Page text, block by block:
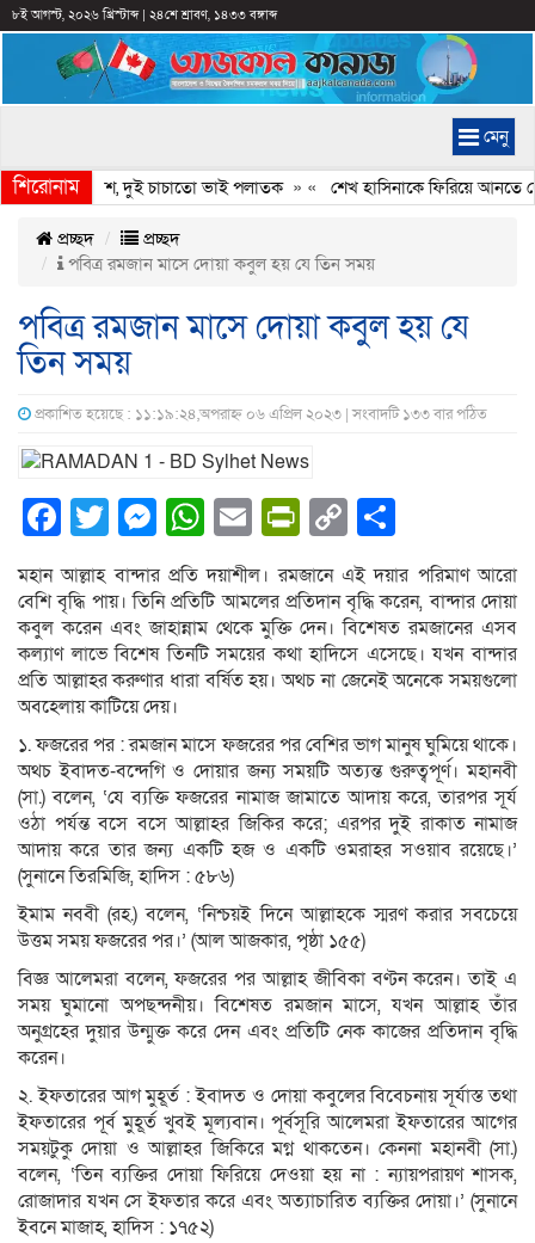
৮ই আগস্ট, ২০২৬ খ্রিস্টাব্দ| ২৪শে শ্রাবণ, ১৪৩৩ বঙ্গাব্দ
মেনু
শিরোনাম
নেতার লাশ, দুই চাচাতো ভাই পলাতক» « শেখ হাসিনাকে ফিরিয়ে আনতে
প্রচ্ছদ
প্রচ্ছদ
পবিত্র রমজান মাসে দোয়া কবুল হয় যে তিন সময়
পবিত্র রমজান মাসে দোয়া কবুল হয় যে
তিন সময়
প্রকাশিত হয়েছে : ১১:১৯:২৪,অপরাহ্ন ০৬ এপ্রিল ২০২৩ | সংবাদটি ১৩৩ বার পঠিত
Facebook
Twitter
Messenger
WhatsApp
EmailPrintFriendly
Copy
Link
মহান আল্লাহ বান্দার প্রতি দয়াশীল। রমজানে এই দয়ার পরিমাণ আরো
বেশি বৃদ্ধি পায়। তিনি প্রতিটি আমলের প্রতিদান বৃদ্ধি করেন, বান্দার দোয়া
কবুল করেন এবং জাহান্নাম থেকে মুক্তি দেন। বিশেষত রমজানের এসব
কল্যাণ লাভে বিশেষ তিনটি সময়ের কথা হাদিসে এসেছে। যখন বান্দার
প্রতি আল্লাহর করুণার ধারা বর্ষিত হয়। অথচ না জেনেই অনেকে সময়গুলো
অবহেলায় কাটিয়ে দেয়।
১. ফজরের পর : রমজান মাসে ফজরের পর বেশির ভাগ মানুষ ঘুমিয়ে থাকে।
অথচ ইবাদত-বন্দেগি ও দোয়ার জন্য সময়টি অত্যন্ত গুরুত্বপূর্ণ। মহানবী
(সা.) বলেন, ‘যে ব্যক্তি ফজরের নামাজ জামাতে আদায় করে, তারপর সূর্য
ওঠা পর্যন্ত বসে বসে আল্লাহর জিকির করে; এরপর দুই রাকাত নামাজ
আদায় করে তার জন্য একটি হজ ও একটি ওমরাহর সওয়াব রয়েছে।’
(সুনানে তিরমিজি, হাদিস : ৫৮৬)
ইমাম নববী (রহ.) বলেন, ‘নিশ্চয়ই দিনে আল্লাহকে স্মরণ করার সবচেয়ে
উত্তম সময় ফজরের পর।’ (আল আজকার, পৃষ্ঠা ১৫৫)
বিজ্ঞ আলেমরা বলেন, ফজরের পর আল্লাহ জীবিকা বণ্টন করেন। তাই এ
সময় ঘুমানো অপছন্দনীয়। বিশেষত রমজান মাসে, যখন আল্লাহ তাঁর
অনুগ্রহের দুয়ার উন্মুক্ত করে দেন এবং প্রতিটি নেক কাজের প্রতিদান বৃদ্ধি
করেন।
২. ইফতারের আগ মুহূর্ত : ইবাদত ও দোয়া কবুলের বিবেচনায় সূর্যাস্ত তথা
ইফতারের পূর্ব মুহূর্ত খুবই মূল্যবান। পূর্বসূরি আলেমরা ইফতারের আগের
সময়টুকু দোয়া ও আল্লাহর জিকিরে মগ্ন থাকতেন। কেননা মহানবী (সা.)
বলেন, ‘তিন ব্যক্তির দোয়া ফিরিয়ে দেওয়া হয় না : ন্যায়পরায়ণ শাসক,
রোজাদার যখন সে ইফতার করে এবং অত্যাচারিত ব্যক্তির দোয়া।’ (সুনানে
ইবনে মাজাহ, হাদিস : ১৭৫২)